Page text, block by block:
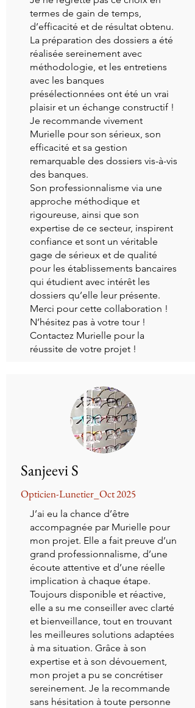
termes de gain de temps,
d’efficacité et de résultat obtenu.
La préparation des dossiers a été
réalisée sereinement avec
méthodologie, et les entretiens
avec les banques
présélectionnées ont été un vrai
plaisir et un échange constructif !
Je recommande vivement
Murielle pour son sérieux, son
efficacité et sa gestion
remarquable des dossiers vis-à-vis
des banques.
Son professionnalisme via une
approche méthodique et
rigoureuse, ainsi que son
expertise de ce secteur, inspirent
confiance et sont un véritable
gage de sérieux et de qualité
pour les établissements bancaires
qui étudient avec intérêt les
dossiers qu’elle leur présente.
Merci pour cette collaboration !
N’hésitez pas à votre tour !
Contactez Murielle pour la
réussite de votre projet !
Sanjeevi S
Opticien-Lunetier_Oct 2025
J’ai eu la chance d’être
accompagnée par Murielle pour
mon projet. Elle a fait preuve d’un
grand professionnalisme, d’une
écoute attentive et d’une réelle
implication à chaque étape.
Toujours disponible et réactive,
elle a su me conseiller avec clarté
et bienveillance, tout en trouvant
les meilleures solutions adaptées
à ma situation. Grâce à son
expertise et à son dévouement,
mon projet a pu se concrétiser
sereinement. Je la recommande
sans hésitation à toute personne